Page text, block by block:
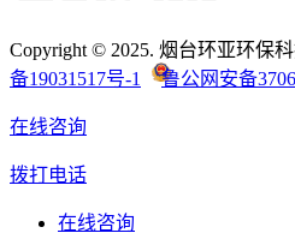
Copyright © 2025. 烟台环亚环保
备19031517号-1
鲁公网安备
在线咨询
拨打电话
在线咨询